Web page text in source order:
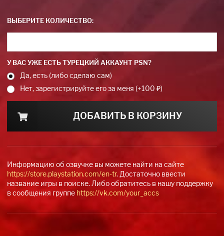
ВЫБЕРИТЕ КОЛИЧЕСТВО:
У ВАС УЖЕ ЕСТЬ ТУРЕЦКИЙ АККАУНТ PSN?
Да, есть (либо сделаю сам)
Нет, зарегистрируйте его за меня (+100 ₽)
ДОБАВИТЬ В КОРЗИНУ
Информацию об озвучке вы можете найти на сайте
https://store.playstation.com/en-tr. Достаточно ввести
название игры в поиске. Либо обратитесь в нашу поддержку
в сообщения группе https://vk.com/your_accs